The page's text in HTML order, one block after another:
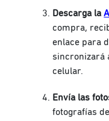
Descarga la
compra,
enlace para
sincronizará
celular.
Envía las
fotografías